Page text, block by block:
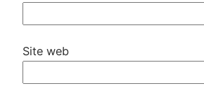
Site web